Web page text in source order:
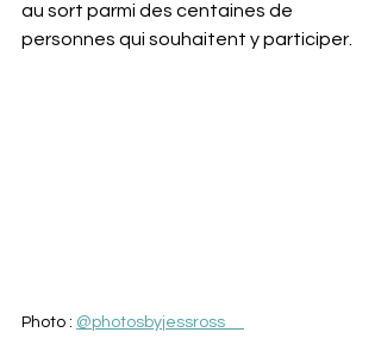
au sort parmi des centaines de
personnes qui souhaitent y participer.
Photo : @photosbyjessross__